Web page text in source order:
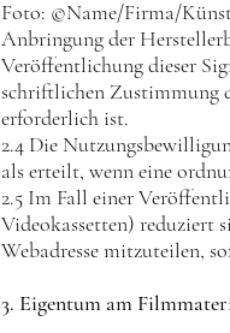
Foto: ©Name/Firma/
Anbringung der
Veröffentlichung dieser
schriftlichen Zustimmung
erforderlich ist.
2.4 Die
als erteilt, wenn eine
2.5 Im Fall einer
Videokassetten) reduziert
Webadresse mitzuteilen,
3. Eigentum am